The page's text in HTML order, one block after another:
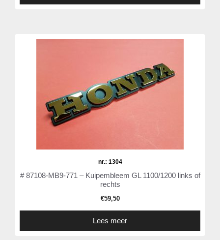
nr.: 1304
# 87108-MB9-771 – Kuipembleem GL 1100/1200 links of
rechts
€59,50
Lees meer